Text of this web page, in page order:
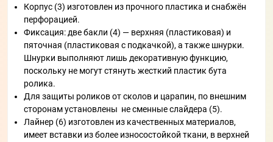
Корпус (3) изготовлен из прочного пластика и снабжён
перфорацией.
Фиксация: две бакли (4) — верхняя (пластиковая) и
пяточная (пластиковая с подкачкой), а также шнурки.
Шнурки выполняют лишь декоративную функцию,
поскольку не могут стянуть жесткий пластик бута
ролика.
Для защиты роликов от сколов и царапин, по внешним
сторонам установлены не сменные слайдера (5).
Лайнер (6) изготовлен из качественных материалов,
имеет вставки из более износостойкой ткани, в верхней